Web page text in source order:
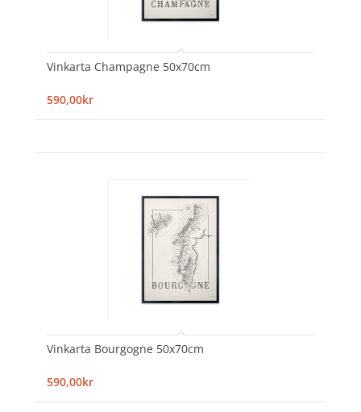
Vinkarta Champagne 50x70cm
590,00kr
Vinkarta Bourgogne 50x70cm
590,00kr